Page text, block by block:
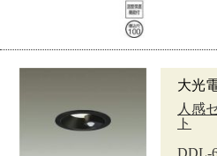
大光
人感
ト